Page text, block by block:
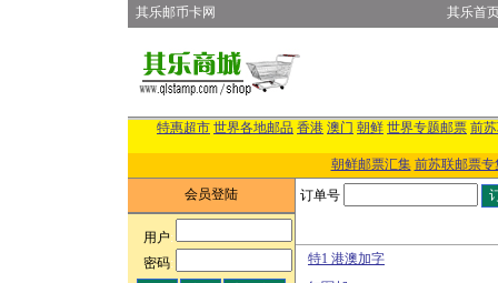
其乐邮币卡网 其乐首
特惠超市 世界各地邮品 香港 澳门 朝鲜 世界专题邮票 前
朝鲜邮票汇集 前苏联邮票专
会员登陆
用户:
密码:
订单号
特1 港澳加字